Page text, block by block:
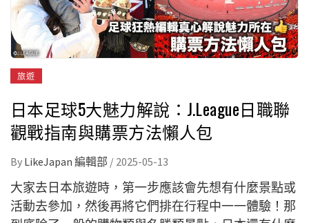
旅遊
日本足球5大魅力解說：J.League日職聯
觀戰指南與購票方法懶人包
By LikeJapan 編輯部 / 2025-05-13
大家去日本旅遊時，第一步應該會先想有什麼景點或
活動去參加，然後再將它們排在行程中一一體驗！那